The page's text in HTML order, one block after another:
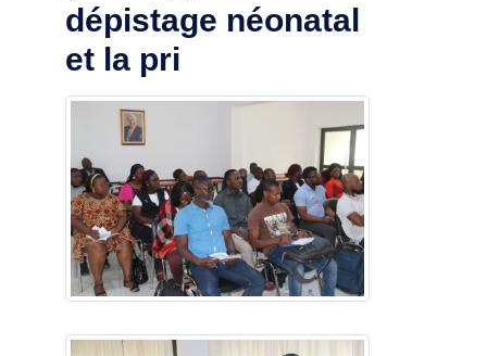
dépistage néonatal
et la pri